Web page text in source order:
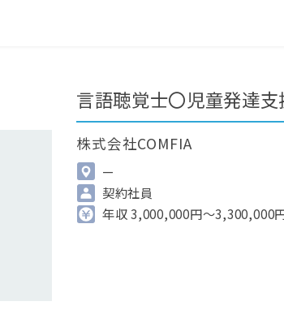
言語聴覚士〇児童発達
株式会社COMFIA
—
契約社員
年収 3,000,000円～3,300,000